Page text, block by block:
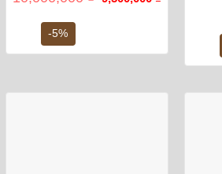
-5%
gốc